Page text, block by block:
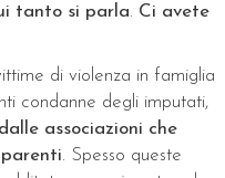
tanto si parla. Ci avete
di violenza in famiglia
condanne degli imputati,
dalle associazioni che
. Spesso queste